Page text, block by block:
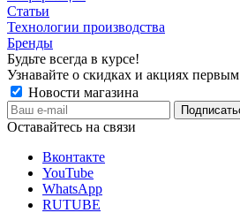
Статьи
Технологии производства
Бренды
Будьте всегда в курсе!
Узнавайте о скидках и акциях первым
Новости магазина
Оставайтесь на связи
Вконтакте
YouTube
WhatsApp
RUTUBE